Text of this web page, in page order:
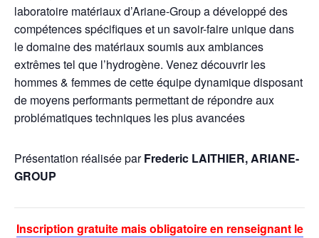
laboratoire matériaux d’Ariane-Group a développé des
compétences spécifiques et un savoir-faire unique dans
le domaine des matériaux soumis aux ambiances
extrêmes tel que l’hydrogène. Venez découvrir les
hommes & femmes de cette équipe dynamique disposant
de moyens performants permettant de répondre aux
problématiques techniques les plus avancées
Présentation réalisée parFrederic LAITHIER,ARIANE-
GROUP
Inscription gratuite mais obligatoire en renseignant le